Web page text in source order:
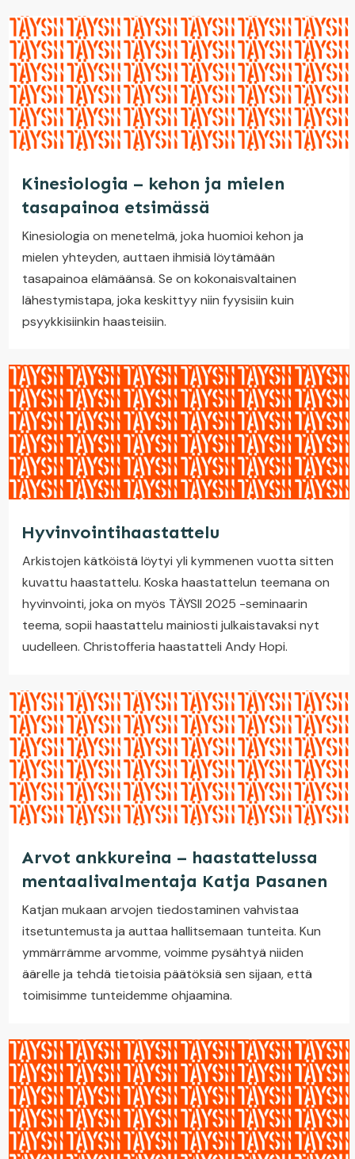
Kinesiologia – kehon ja mielen
tasapainoa etsimässä
Kinesiologia on menetelmä, joka huomioi kehon ja
mielen yhteyden, auttaen ihmisiä löytämään
tasapainoa elämäänsä. Se on kokonaisvaltainen
lähestymistapa, joka keskittyy niin fyysisiin kuin
psyykkisiinkin haasteisiin.
Hyvinvointihaastattelu
Arkistojen kätköistä löytyi yli kymmenen vuotta sitten
kuvattu haastattelu. Koska haastattelun teemana on
hyvinvointi, joka on myös TÄYSII 2025 -seminaarin
teema, sopii haastattelu mainiosti julkaistavaksi nyt
uudelleen. Christofferia haastatteli Andy Hopi.
Arvot ankkureina – haastattelussa
mentaalivalmentaja Katja Pasanen
Katjan mukaan arvojen tiedostaminen vahvistaa
itsetuntemusta ja auttaa hallitsemaan tunteita. Kun
ymmärrämme arvomme, voimme pysähtyä niiden
äärelle ja tehdä tietoisia päätöksiä sen sijaan, että
toimisimme tunteidemme ohjaamina.